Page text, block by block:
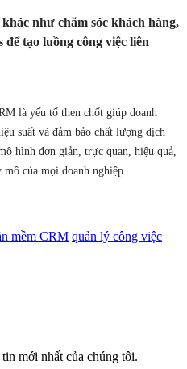
như chăm sóc khách hàng,
để tạo luồng công việc liên
là yếu tố then chốt giúp doanh
suất và đảm bảo chất lượng dịch
hình đơn giản, trực quan, hiệu quả,
của mọi doanh nghiệp
mềm CRM quản lý công việc
mới nhất của chúng tôi.